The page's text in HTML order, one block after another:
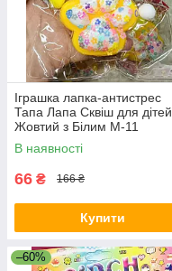
Іграшка лапка-антистрес
Тапа Лапа Сквіш для дітей
Жовтий з Білим М-11
В наявності
66 ₴ 166 ₴
Купити
–60%